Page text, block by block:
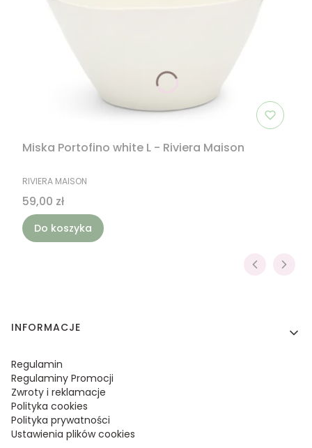
Miska Portofino white L - Riviera Maison
PRODUCENT
RIVIERA MAISON
Cena
59,00 zł
Do koszyka
Linki w stopce
INFORMACJE
Regulamin
Regulaminy Promocji
Zwroty i reklamacje
Polityka cookies
Polityka prywatności
Ustawienia plików cookies